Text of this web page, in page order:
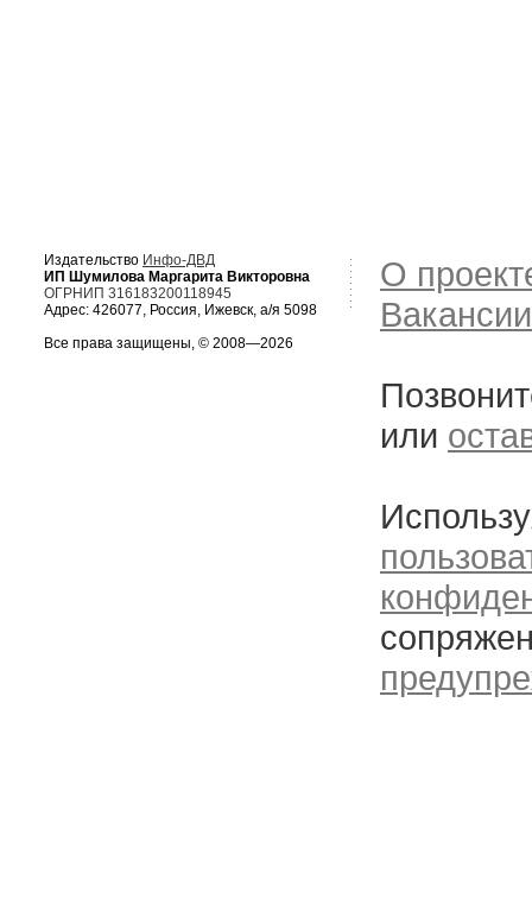
Издательство Инфо-ДВД
ИП Шумилова Маргарита Викторовна
ОГРНИП 316183200118945
Адрес: 426077, Россия, Ижевск, а/я 5098
Все права защищены, © 2008—2026
О
Вакансии
или